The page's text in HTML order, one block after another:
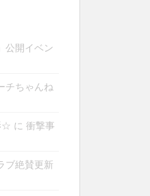
公開イベン
チちゃんね
☆ に 衝撃事
ブ絶賛更新